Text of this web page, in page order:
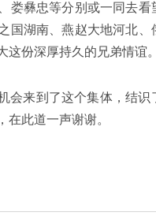
娄彝忠等分别或一同去
国湖南、燕赵大地河北
这份深厚持久的兄弟情谊。
会来到了这个集体，结
在此道一声谢谢。